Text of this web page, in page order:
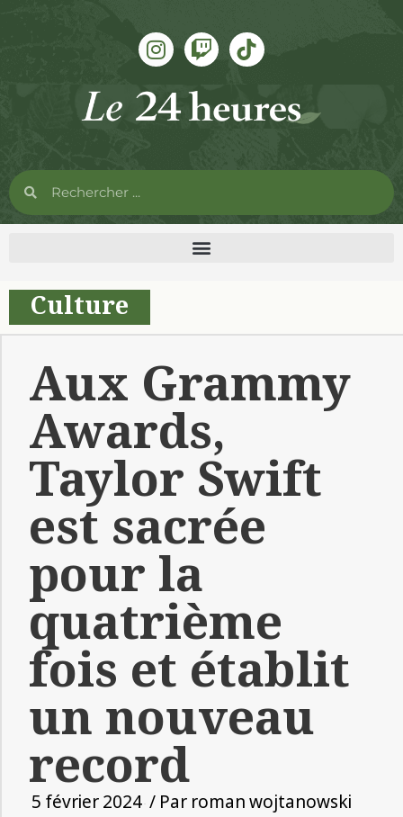
Culture
Aux Grammy
Awards,
Taylor Swift
est sacrée
pour la
quatrième
fois et établit
un nouveau
record
5 février 2024 / Par roman wojtanowski